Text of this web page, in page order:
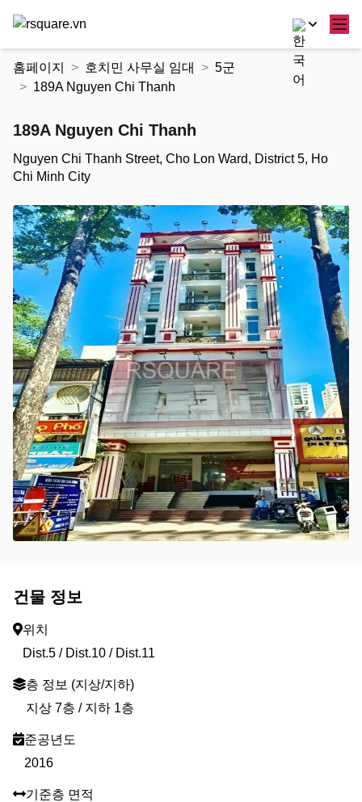
홈페이지 호치민 사무실 임대
5군
189A Nguyen Chi Thanh
189A Nguyen Chi Thanh
Nguyen Chi Thanh Street, Cho Lon Ward, District 5, Ho
Chi Minh City
건물 정보
위치
Dist.5 / Dist.10 / Dist.11
층 정보 (지상/지하)
지상 7층 / 지하 1층
준공년도
2016
기준층 면적